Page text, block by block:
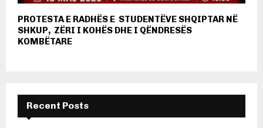
PROTESTA E RADHËS E STUDENTËVE SHQIPTAR NË
SHKUP, ZËRI I KOHËS DHE I QËNDRESËS
KOMBËTARE
Recent Posts